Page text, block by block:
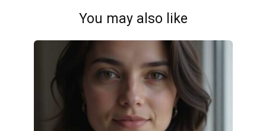
You may also like